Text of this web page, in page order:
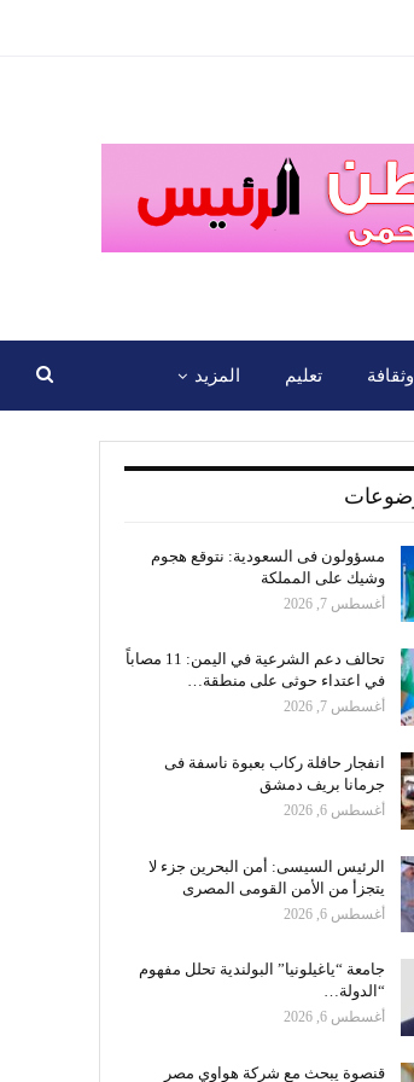
تعليم المزيد
مسؤولون فى السعودية: نتوقع هجوم
وشيك على المملكة
أغسطس 7, 2026
تحالف دعم الشرعية في اليمن: 11 مصاباً
في اعتداء حوثى على منطقة…
أغسطس 7, 2026
انفجار حافلة ركاب بعبوة ناسفة فى
جرمانا بريف دمشق
أغسطس 6, 2026
الرئيس السيسى: أمن البحرين جزء لا
يتجزأ من الأمن القومى المصرى
أغسطس 6, 2026
جامعة “ياغيلونيا” البولندية تحلل مفهوم
“الدولة…
أغسطس 6, 2026
قنصوة يبحث مع شركة هواوي مصر